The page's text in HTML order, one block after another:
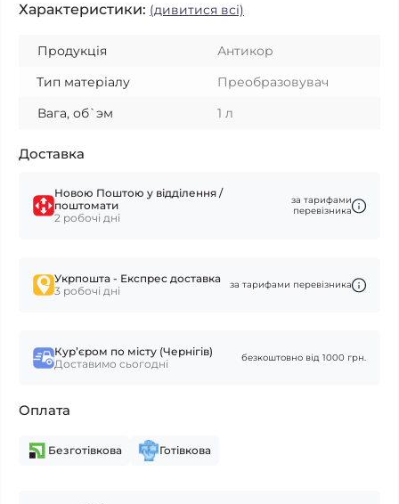
Характеристики: (дивитися всі)
Продукція
Антикор
Тип матеріалу
Преобразовувач
Вага, об`эм
1 л
Доставка
Новою Поштою у відділення /
поштомати
2 робочі дні
за тарифами
перевізника
Укрпошта - Експрес доставка
3 робочі дні
за тарифами перевізника
Курʼєром по місту (Чернігів)
Доставимо сьогодні
безкоштовно від 1000 грн.
Оплата
Безготівкова Готівкова